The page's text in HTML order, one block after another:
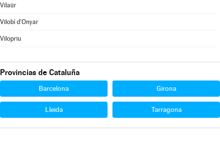
Vilaür
Vilobí d'Onyar
Vilopriu
Provincias de Cataluña
Barcelona Girona
Lleida Tarragona